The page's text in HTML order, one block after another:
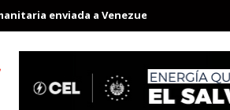
enviada a Venezuela Aeropuerto